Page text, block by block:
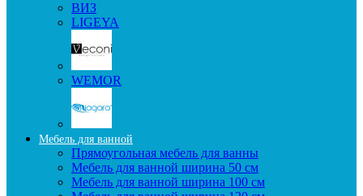
ВИЗ
LIGEYA
WEMOR
Мебель для ванной
Прямоугольная мебель для ванны
Мебель для ванной ширина 50 см
Мебель для ванной ширина 100 см